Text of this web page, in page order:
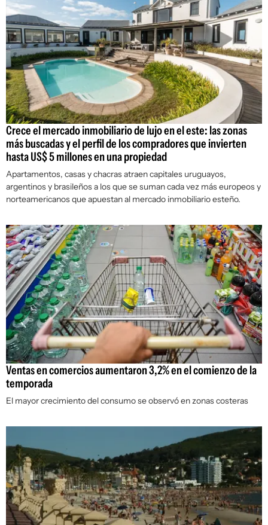
Crece el mercado inmobiliario de lujo en el este: las zonas
más buscadas y el perfil de los compradores que invierten
hasta US$ 5 millones en una propiedad
Apartamentos, casas y chacras atraen capitales uruguayos,
argentinos y brasileños a los que se suman cada vez más europeos y
norteamericanos que apuestan al mercado inmobiliario esteño.
Ventas en comercios aumentaron 3,2% en el comienzo de la
temporada
El mayor crecimiento del consumo se observó en zonas costeras